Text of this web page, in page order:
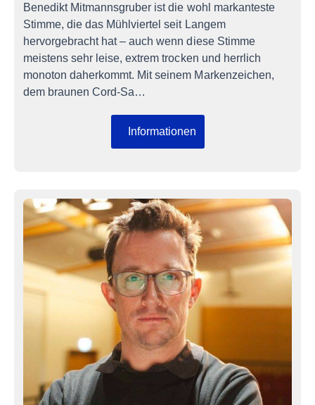
Benedikt Mitmannsgruber ist die wohl markanteste
Stimme, die das Mühlviertel seit Langem
hervorgebracht hat – auch wenn diese Stimme
meistens sehr leise, extrem trocken und herrlich
monoton daherkommt. Mit seinem Markenzeichen,
dem braunen Cord-Sa…
Informationen